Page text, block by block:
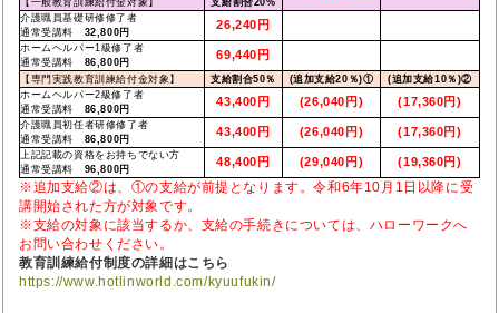
介護職員基礎研修修了者
通常受講料 32,800円
26,240円
ホームヘルパー1級修了者
通常受講料 86,800円
69,440円
【専門実践教育訓練給付金対象】 支給割合50％ (追加支給20％)① (追加支給10％)②
ホームヘルパー2級修了者
通常受講料 86,800円
43,400円 (26,040円) (17,360円)
介護職員初任者研修修了者
通常受講料 86,800円
43,400円 (26,040円) (17,360円)
上記記載の資格をお持ちでない方
通常受講料 96,800円
48,400円 (29,040円) (19,360円)
※追加支給②は、①の支給が前提となります。令和6年10月1日以降に受
講開始された方が対象です。
※支給の対象に該当するか、支給の手続きについては、ハローワークへ
お問い合わせください。
教育訓練給付制度の詳細はこちら
https://www.hotlinworld.com/kyuufukin/